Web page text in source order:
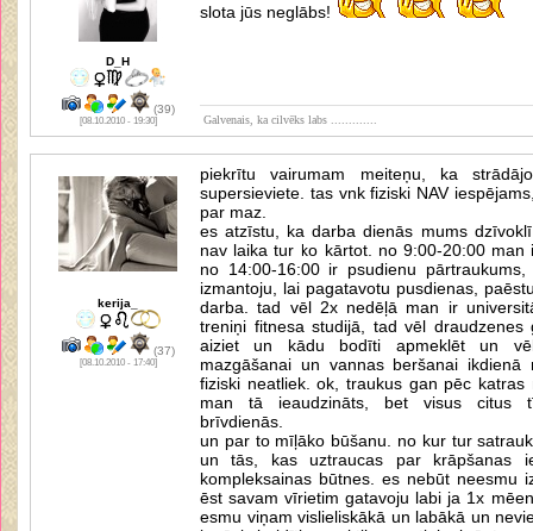
D_H
(39)
[08.10.2010 - 19:30]
slota jūs neglābs!
Galvenais, ka cilvēks labs .............
kerija_
(37)
[08.10.2010 - 17:40]
piekrītu vairumam meiteņu, ka
supersieviete. tas vnk fiziski NAV
par maz.
es atzīstu, ka darba dienās mums
nav laika tur ko kārtot. no 9:00-20:00
no 14:00-16:00 ir psudienu
izmantoju, lai pagatavotu pusdienas,
darba. tad vēl 2x nedēļā man ir
treniņi fitnesa studijā, tad vēl
aiziet un kādu bodīti apmeklēt un
mazgāšanai un vannas beršanai
fiziski neatliek. ok, traukus gan pēc katras
man tā ieaudzināts, bet visus citus
brīvdienās.
un par to mīļāko būšanu. no kur tur
un tās, kas uztraucas par krāpšanas
kompleksainas būtnes. es nebūt neesmu
ēst savam vīrietim gatavoju labi ja 1x
esmu viņam vislieliskākā un labākā un